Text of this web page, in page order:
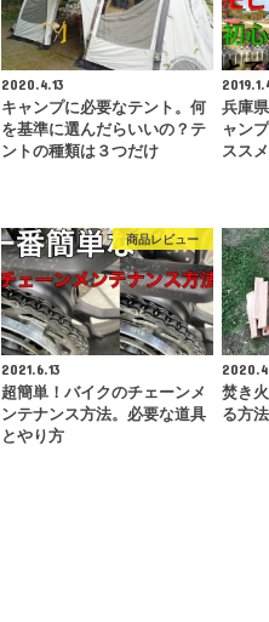
2020.4.13
キャンプに必要なテント。何
を基準に選んだらいいの？テ
ントの種類は３つだけ
兵庫
ャン
ススメ
商品レビュー
2021.6.13
超簡単！バイクのチェーンメ
ンテナンス方法。必要な道具
とやり方
焚き
る方